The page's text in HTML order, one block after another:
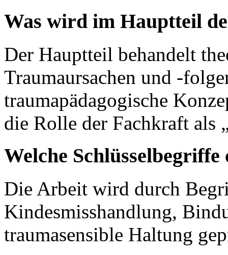
Was wird im Hauptteil
Der Hauptteil behandelt
Traumaursachen und -
traumapädagogische
die Rolle der Fachkraft als
Welche
Die Arbeit wird durch
Kindesmisshandlung,
traumasensible Haltung